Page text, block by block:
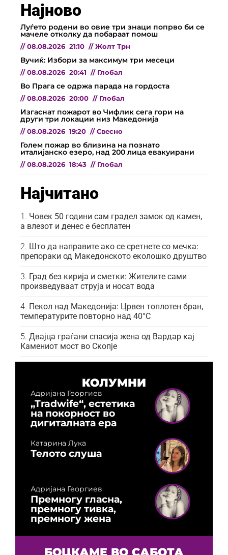
Најново
Луѓето родени во овие три знаци попрво би се
мачеле отколку да побараат помош
// 08.08.2026 21:10 // Жолт Трн
Вучиќ: Избори за максимум три месеци
// 08.08.2026 20:41 // Глобал
Во Прага се одржа парада на гордоста
// 08.08.2026 20:00 // Глобал
Изгаснат пожарот во Чифлик сега гори на
други три локации низ Македонија
// 08.08.2026 19:20 // Свесно
Голем пожар во близина на познато
италијанско езеро, над 200 лица евакуирани
// 08.08.2026 18:43 // Глобал
Најчитано
Човек 50 години сам градел замок од камен,
а влезот и денес е бесплатен
Што да направите ако се сретнете со мечка:
препораки од Македонското еколошко друштво
Град без кирија и сметки: Жителите сами
произведуваат струја и носат вода
Пекол над Македонија: Црвен топлотен бран,
температурите повторно над 40°C
Двајца граѓани спасија жена од Вардар кај
Камениот мост во Скопје
КОЛУМНИ
Адријана Георгиев
„Tradwife“, естетика
на покорност во
дигиталната ера
Катарина Лука
Телото слуша
Адријана Георгиев
Премногу гласна,
премногу тивка,
премногу жена